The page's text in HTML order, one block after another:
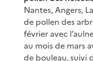
Nantes, Angers,
de pollen des
février avec
au mois de mars
de bouleau, suivi